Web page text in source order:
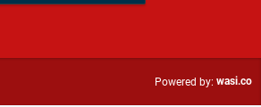
Powered by: wasi.co